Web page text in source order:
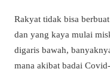
Rakyat tidak bisa
dan yang kaya mulai
digaris bawah,
mana akibat badai